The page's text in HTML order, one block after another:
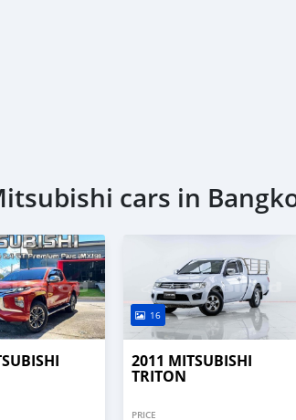
ศูนย์รวมรถยนต์คุณภาพมือสอง #รถบ้านมือ
สอง #ติดแบล็คลิสออกรถได้ #ติดเครดิตบูโรออกร
เกียร์อ
ร์ออโต้AT #ขายรถกระบะมิตซูบิชิไทรทันปี2018
cars in
16
2011 MITSUBISHI
TRITON
PRICE